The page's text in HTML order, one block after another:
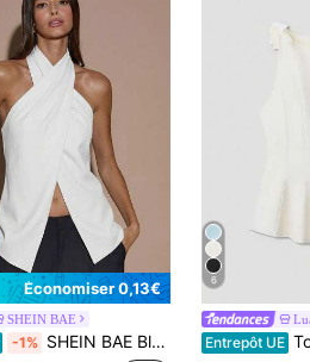
Économiser 0,13€
SHEIN BAE
-1% SHEIN BAE Blouse élégante pour femmes, dos nu, col montant, couleur unie marron café, top élégant, style croisé enveloppant pour l'automne/l'hiver
6
Entrepôt UE Top